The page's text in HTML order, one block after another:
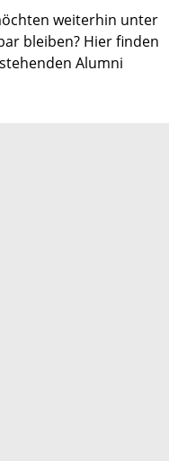
weiterhin unter
bleiben? Hier finden
Alumni